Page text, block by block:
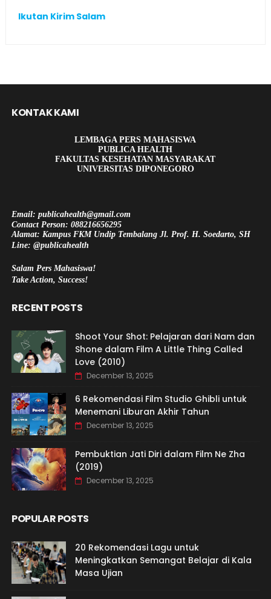
Ikutan Kirim Salam
KONTAK KAMI
LEMBAGA PERS MAHASISWA
PUBLICA HEALTH
FAKULTAS KESEHATAN MASYARAKAT
UNIVERSITAS DIPONEGORO
Email: publicahealth@gmail.com
Contact Person: 088216656295
Alamat: Kampus FKM Undip Tembalang Jl. Prof. H. Soedarto, SH
Line: @publicahealth
Salam Pers Mahasiswa!
Take Action, Success!
RECENT POSTS
Shoot Your Shot: Pelajaran dari Nam dan
Shone dalam Film A Little Thing Called
Love (2010)
December 13, 2025
6 Rekomendasi Film Studio Ghibli untuk
Menemani Liburan Akhir Tahun
December 13, 2025
Pembuktian Jati Diri dalam Film Ne Zha
(2019)
December 13, 2025
POPULAR POSTS
20 Rekomendasi Lagu untuk
Meningkatkan Semangat Belajar di Kala
Masa Ujian